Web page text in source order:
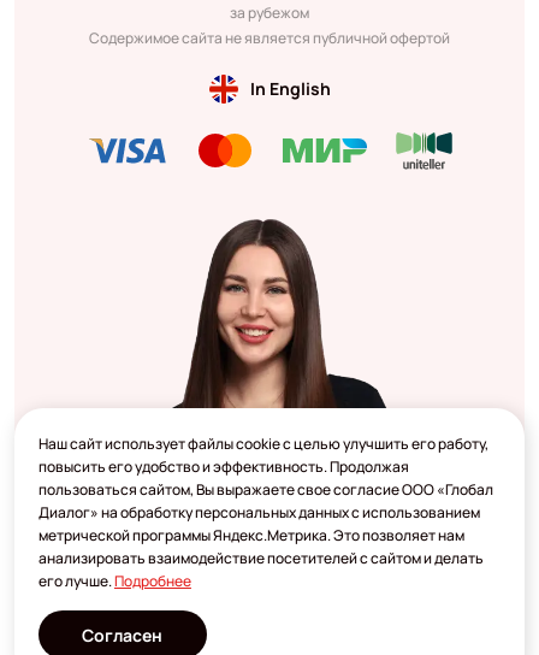
за рубежом
Содержимое сайта не является публичной офертой
In English
Наш сайт использует файлы cookie с целью улучшить его работу,
повысить его удобство и эффективность. Продолжая
пользоваться сайтом, Вы выражаете свое согласие ООО «Глобал
Диалог» на обработку персональных данных с использованием
метрической программы Яндекс.Метрика. Это позволяет нам
анализировать взаимодействие посетителей с сайтом и делать
его лучше.Подробнее
Согласен